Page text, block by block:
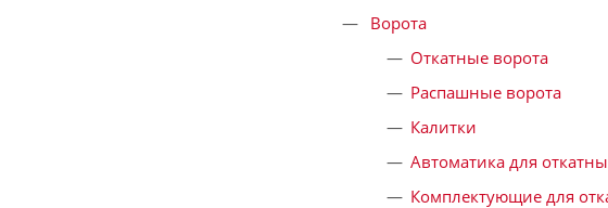
Ворота
Откатные ворота
Распашные ворота
Калитки
Автоматика для
Комплектующие для